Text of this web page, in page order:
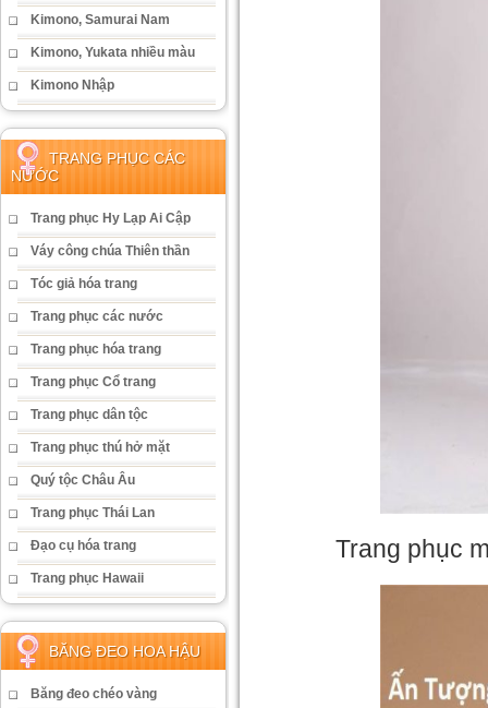
Kimono, Samurai Nam
Kimono, Yukata nhiều màu
Kimono Nhập
TRANG PHỤC CÁC
NƯỚC
Trang phục Hy Lạp Ai Cập
Váy công chúa Thiên thần
Tóc giả hóa trang
Trang phục các nước
Trang phục hóa trang
Trang phục Cổ trang
Trang phục dân tộc
Trang phục thú hở mặt
Quý tộc Châu Âu
Trang phục Thái Lan
Đạo cụ hóa trang
Trang phục Hawaii
BĂNG ĐEO HOA HẬU
Băng đeo chéo vàng
Trang phục